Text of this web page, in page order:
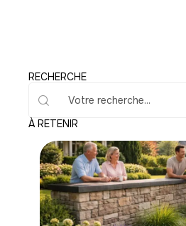
RECHERCHE
À RETENIR
Conseils